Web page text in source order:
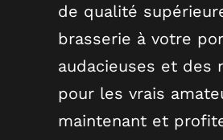
de qualité
brasserie à votre
audacieuses et des
pour les vrais
maintenant et